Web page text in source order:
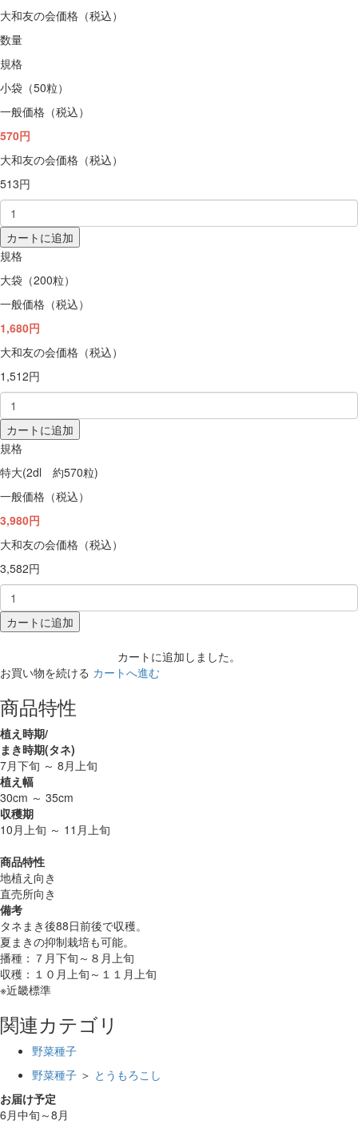
大和友の会価格（税込）
数量
規格
小袋（50粒）
一般価格（税込）
570円
大和友の会価格（税込）
513円
カートに追加
規格
大袋（200粒）
一般価格（税込）
1,680円
大和友の会価格（税込）
1,512円
カートに追加
規格
特大(2dl 約570粒)
一般価格（税込）
3,980円
大和友の会価格（税込）
3,582円
カートに追加
カートに追加しました。
お買い物を続ける カートへ進む
商品特性
植え時期/
まき時期(タネ)
7月下旬 ～ 8月上旬
植え幅
30cm ～ 35cm
収穫期
10月上旬 ～ 11月上旬
商品特性
地植え向き
直売所向き
備考
タネまき後88日前後で収穫。
夏まきの抑制栽培も可能。
播種：７月下旬～８月上旬
収穫：１０月上旬～１１月上旬
※近畿標準
関連カテゴリ
野菜種子
野菜種子 ＞ とうもろこし
お届け予定
6月中旬～8月